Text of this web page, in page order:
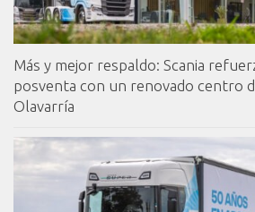
Más y mejor respaldo: Scania
posventa con un renovado centro
Olavarría